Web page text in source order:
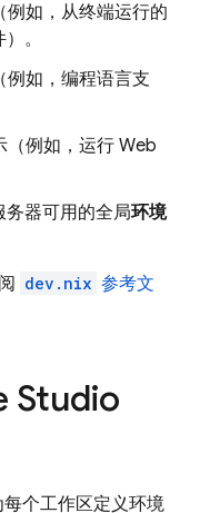
（例如，从终端运行的
。
（例如，编程语言支
（例如，运行 Web
器可用的全局环境
dev.nix 参考文
Studio
每个工作区定义环境